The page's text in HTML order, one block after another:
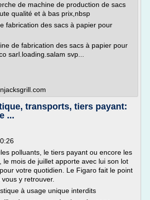
de machine de production de sacs
qualité et à bas prix,nbsp
fabrication des sacs à papier pour
de fabrication des sacs à papier pour
sarl.loading.salam svp...
transports, tiers payant:
...
polluants, le tiers payant ou encore les
le mois de juillet apporte avec lui son lot
votre quotidien. Le Figaro fait le point
y retrouver.
à usage unique interdits